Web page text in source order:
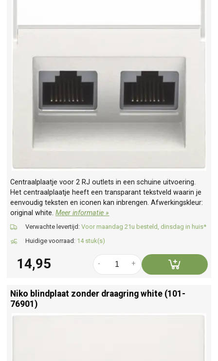
Centraalplaatje voor 2 RJ outlets in een schuine uitvoering.
Het centraalplaatje heeft een transparant tekstveld waarin je
eenvoudig teksten en iconen kan inbrengen. Afwerkingskleur:
original white.Meer informatie »
Verwachte levertijd: Voor maandag 21u besteld, dinsdag in huis*
Huidige voorraad: 14 stuk(s)
14,95 +
-
Niko blindplaat zonder draagring white (101-
76901)